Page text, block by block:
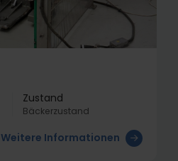
Zustand
Bäckerzustand
Weitere Informationen